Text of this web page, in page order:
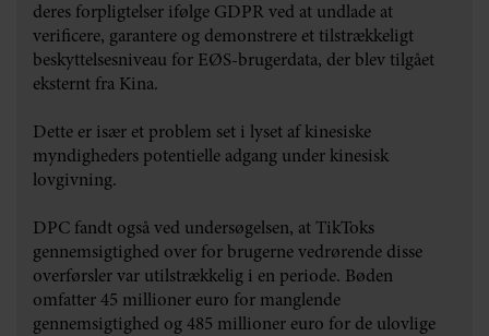
deres forpligtelser ifølge GDPR ved at undlade at
verificere, garantere og demonstrere et tilstrækkeligt
beskyttelsesniveau for EØS-brugerdata, der blev tilgået
eksternt fra Kina.
Dette er især et problem set i lyset af kinesiske
myndigheders potentielle adgang under kinesisk
lovgivning.
DPC fandt også ved undersøgelsen, at TikToks
gennemsigtighed over for brugerne vedrørende disse
overførsler var utilstrækkelig i en periode. Bøden
omfatter 45 millioner euro for manglende
gennemsigtighed og 485 millioner euro for de ulovlige